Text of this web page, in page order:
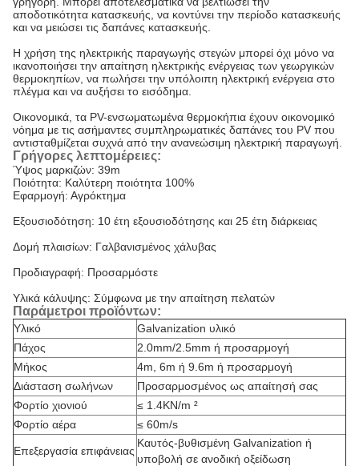
αποδοτικότητα κατασκευής, να κοντύνει την περίοδο κατασκευής
και να μειώσει τις δαπάνες κατασκευής.
Η χρήση της ηλεκτρικής παραγωγής στεγών μπορεί όχι μόνο να
ικανοποιήσει την απαίτηση ηλεκτρικής ενέργειας των γεωργικών
θερμοκηπίων, να πωλήσει την υπόλοιπη ηλεκτρική ενέργεια στο
πλέγμα και να αυξήσει το εισόδημα.
Οικονομικά, τα PV-ενσωματωμένα θερμοκήπια έχουν οικονομικό
νόημα με τις ασήμαντες συμπληρωματικές δαπάνες του PV που
αντισταθμίζεται συχνά από την ανανεώσιμη ηλεκτρική παραγωγή.
Γρήγορες λεπτομέρειες:
Ύψος μαρκιζών: 39m
Ποιότητα: Καλύτερη ποιότητα 100%
Εφαρμογή: Αγρόκτημα
Εξουσιοδότηση: 10 έτη εξουσιοδότησης και 25 έτη διάρκειας
Δομή πλαισίων: Γαλβανισμένος χάλυβας
Προδιαγραφή: Προσαρμόστε
Υλικά κάλυψης: Σύμφωνα με την απαίτηση πελατών
Παράμετροι προϊόντων:
Υλικό
Galvanization υλικό
Πάχος
2.0mm/2.5mm ή προσαρμογή
Μήκος
4m, 6m ή 9.6m ή προσαρμογή
Διάσταση σωλήνων
Προσαρμοσμένος ως απαίτησή σας
Φορτίο χιονιού
≤ 1.4KN/m ²
Φορτίο αέρα
≤ 60m/s
Επεξεργασία επιφάνειας
Καυτός-βυθισμένη Galvanization ή
υποβολή σε ανοδική οξείδωση